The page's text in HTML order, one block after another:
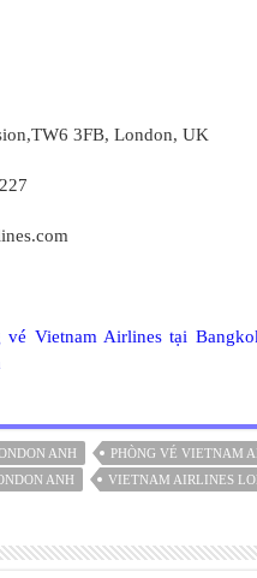
3FB, London, UK
vé Vietnam Airlines tại
ANH
PHÒNG VÉ VIETNAM
ANH
VIETNAM AIRLINES